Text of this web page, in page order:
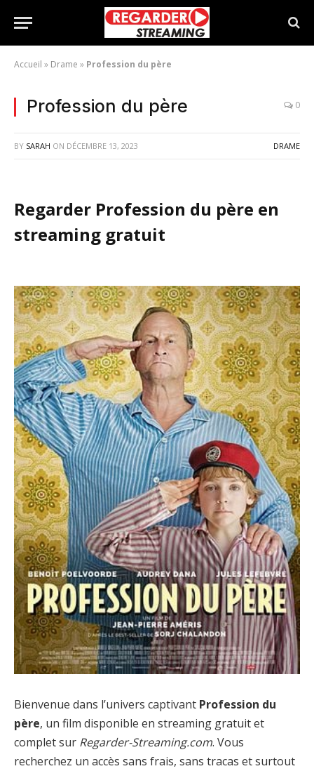
Accueil » Drame » Profession du père
Profession du père 0
BY SARAH ON DÉCEMBRE 13, 2023 DRAME
Regarder Profession du père en
streaming gratuit
Bienvenue dans l’univers captivant Profession du
père, un film disponible en streaming gratuit et
complet sur Regarder-Streaming.com. Vous
recherchez un accès sans frais, sans tracas et surtout